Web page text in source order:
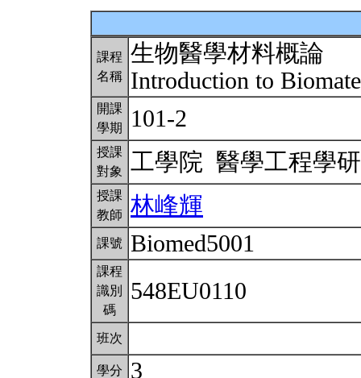
課程
名稱
生物醫學材料概論
Introduction to
開課
學期
101-2
授課
對象
工學院 醫學工程學
授課
教師
林峰輝
課號 Biomed5001
課程
識別
碼
548EU0110
班次
學分 3